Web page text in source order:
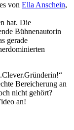
von Ella Anschein,
hat. Die
Bühnenautorin
gerade
Bereicherung an
nicht gehört?
an!